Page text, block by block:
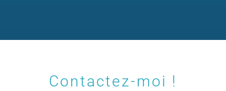
Contactez-moi !